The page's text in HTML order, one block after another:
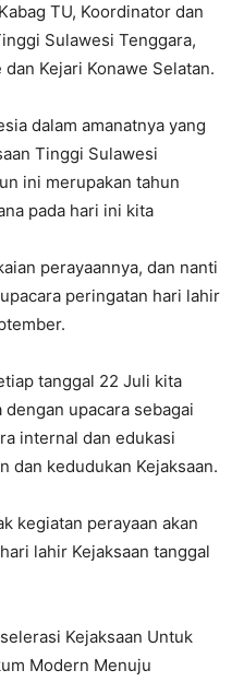
TU, Koordinator dan
Sulawesi Tenggara,
Kejari Konawe Selatan.
dalam amanatnya yang
Tinggi Sulawesi
ini merupakan tahun
pada hari ini kita
perayaannya, dan nanti
peringatan hari lahir
tanggal 22 Juli kita
upacara sebagai
internal dan edukasi
dan kedudukan Kejaksaan.
kegiatan perayaan akan
lahir Kejaksaan tanggal
Kejaksaan Untuk
Modern Menuju